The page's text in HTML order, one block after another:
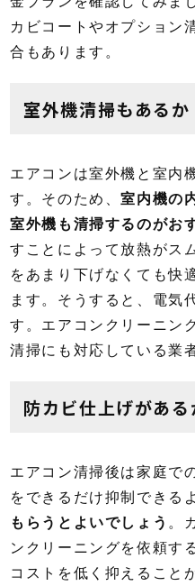
カビコートやオプション
合もあります。
室外機清掃もあるか
エアコンは室外機と室内
す。そのため、室内機の
室外機も清掃するのがお
すことによって放熱がス
をあまり下げなくても快
ます。そうすると、電気
す。エアコンクリーニン
清掃にも対応している業
防カビ仕上げがある
エアコン清掃後は家庭で
をできるだけ抑制できる
もらうとよいでしょう 。
ンクリーニングを依頼す
コストを低く抑えること